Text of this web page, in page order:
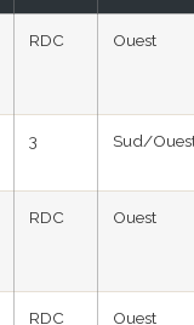
RDC Ouest
3 Sud/
RDC Ouest
RDC Ouest